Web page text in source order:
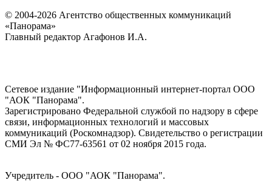
© 2004-2026 Агентство общественных коммуникаций
«Панорама»
Главный редактор Агафонов И.А.
Сетевое издание "Информационный интернет-портал ООО
"АОК "Панорама".
Зарегистрировано Федеральной службой по надзору в сфере
связи, информационных технологий и массовых
коммуникаций (Роскомнадзор). Cвидетельство о регистрации
СМИ Эл № ФС77-63561 от 02 ноября 2015 года.
Учредитель - ООО "АОК "Панорама".